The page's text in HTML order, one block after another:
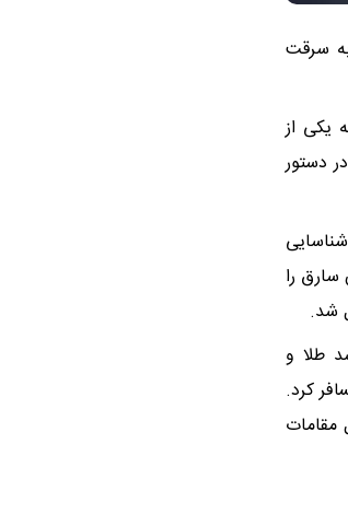
سرقت
یکی از
دستور
را
شد.
طلا و
کرد.